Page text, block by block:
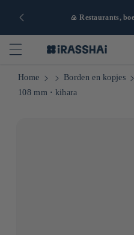
🍙 Restaurants,
Home Borden en kopjes
108 mm ⋅ kihara